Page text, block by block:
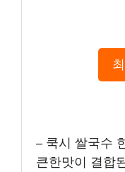
– 쿡시 쌀국수
큰한맛이 결합